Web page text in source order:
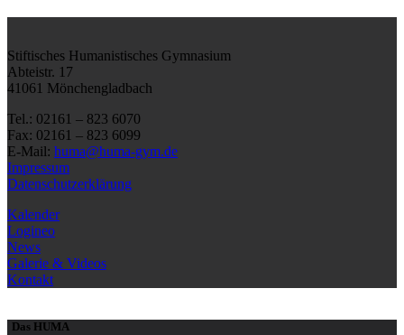
Stiftisches Humanistisches Gymnasium
Abteistr. 17
41061 Mönchengladbach
Tel.: 02161 – 823 6070
Fax: 02161 – 823 6099
E-Mail: huma@huma-gym.de
Impressum
Datenschutzerklärung
Kalender
Logineo
News
Galerie & Videos
Kontakt
Das HUMA